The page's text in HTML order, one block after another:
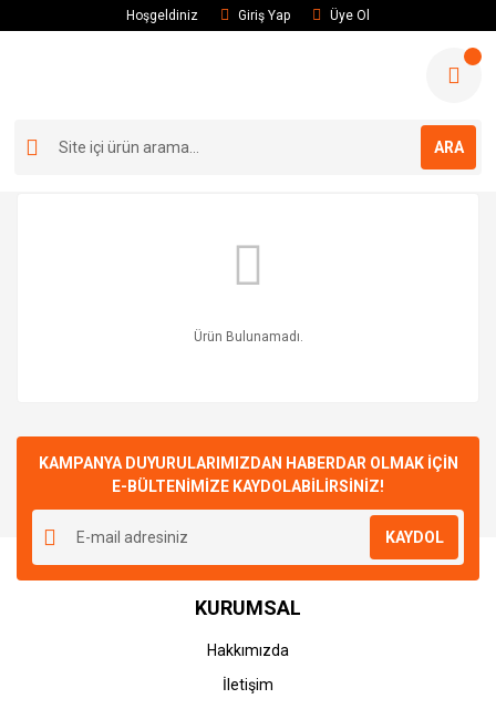
Hoşgeldiniz Giriş Yap Üye Ol
ARA
Ürün Bulunamadı.
KAMPANYA DUYURULARIMIZDAN HABERDAR OLMAK İÇİN
E-BÜLTENİMİZE KAYDOLABİLİRSİNİZ!
KAYDOL
KURUMSAL
Hakkımızda
İletişim